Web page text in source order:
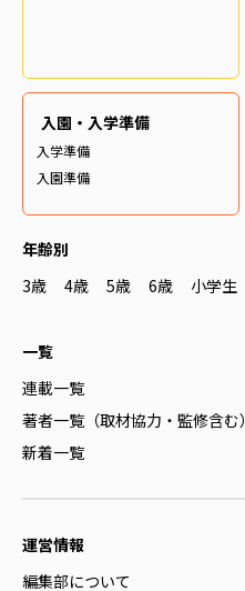
入園・入学準備
入学準備
入園準備
年齢別
3歳
4歳 5歳 6歳 小学生
一覧
連載一覧
著者一覧（取材協力・監修含む）
新着一覧
運営情報
編集部について